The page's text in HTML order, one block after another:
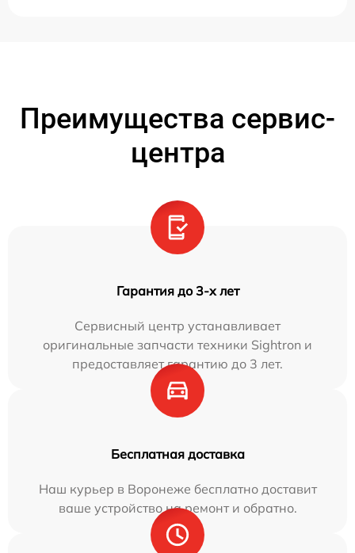
Преимущества сервис-
центра
Гарантия до 3-х лет
Сервисный центр устанавливает
оригинальные запчасти техники Sightron и
предоставляет гарантию до 3 лет.
Бесплатная доставка
Наш курьер в Воронеже бесплатно доставит
ваше устройство на ремонт и обратно.